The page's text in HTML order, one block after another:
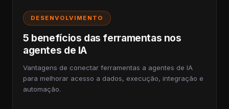
DESENVOLVIMENTO
5 benefícios das ferramentas nos
agentes de IA
Vantagens de conectar ferramentas a agentes de IA
para melhorar acesso a dados, execução, integração e
automação.